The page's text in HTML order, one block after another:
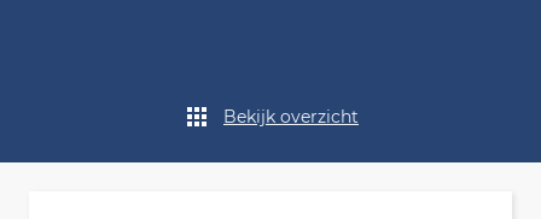
Bekijk overzicht